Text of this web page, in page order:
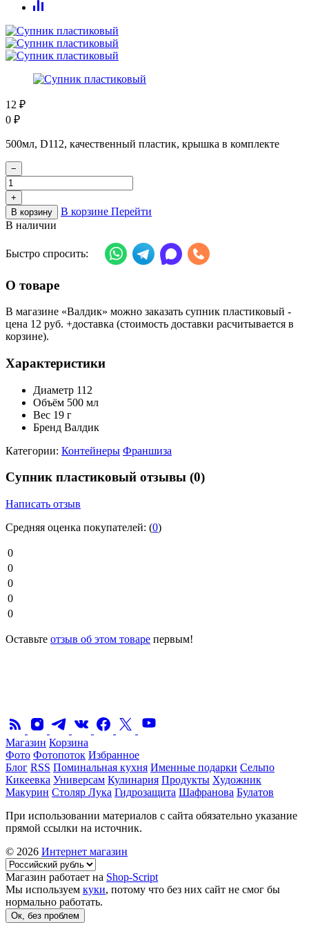
12 ₽
0 ₽
500мл, D112, качественный пластик, крышка в комплекте
−
+
В корзину
В корзине Перейти
В наличии
Быстро спросить:
О товаре
В магазине «Валдик» можно заказать супник пластиковый -
цена 12 руб. +доставка (стоимость доставки расчитывается в
корзине).
Характеристики
Диаметр 112
Объём 500 мл
Вес 19 г
Бренд Валдик
Категории: Контейнеры Франшиза
Супник пластиковый отзывы (0)
Написать отзыв
Средняя оценка покупателей: (0)
0
0
0
0
0
Оставьте отзыв об этом товаре первым!
Магазин Корзина
Фото Фотопоток Избранное
Блог RSS Поминальная кухня Именные подарки Сельпо
Кикеевка Универсам Кулинария Продукты Художник
Макурин Столяр Лука Гидрозащита Шафранова Булатов
При использовании материалов с сайта обязательно указание
прямой ссылки на источник.
© 2026 Интернет магазин
Магазин работает на Shop-Script
Мы используем куки, потому что без них сайт не смог бы
нормально работать.
Ок, без проблем